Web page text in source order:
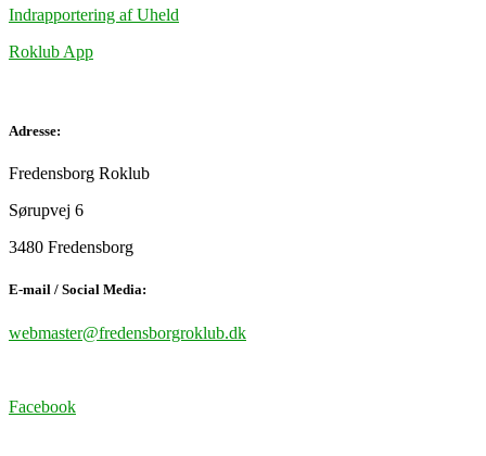
Indrapportering af Uheld
Roklub App
Adresse:
Fredensborg Roklub
Sørupvej 6
3480 Fredensborg
E-mail / Social Media:
webmaster@fredensborgroklub.dk
Facebook